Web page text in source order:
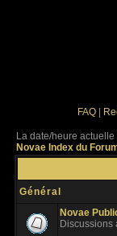
FAQ
La date/heure
Novae Index du
Général
Novae
Discussions